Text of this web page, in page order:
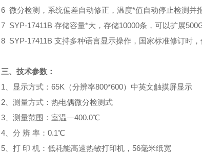
6 微分检测，系统偏差自动修正，温度*值自动停止检测并
7 SYP-17411B 存储容量*大，存储10000条，可以扩展
8 SYP-17411B 支持多种语言显示操作，国家标准修订时，
三、 技术参数：
1、显示方式：65K（分辨率800*600）中英文触摸屏显示
2、测量方式：热电偶微分检测式
3、测量范围：室温—400.0℃
4、分 辨 率：0.1℃
5、打 印 机：低耗能高速热敏打印机，56毫米纸宽